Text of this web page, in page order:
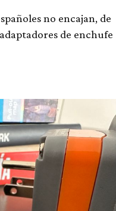
no encajan, de
de enchufe